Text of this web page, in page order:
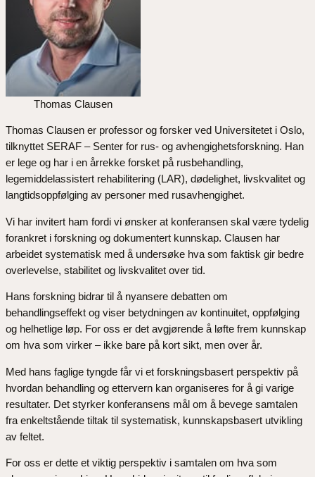
Thomas Clausen
Thomas Clausen er professor og forsker ved Universitetet i Oslo,
tilknyttet SERAF – Senter for rus- og avhengighetsforskning. Han
er lege og har i en årrekke forsket på rusbehandling,
legemiddelassistert rehabilitering (LAR), dødelighet, livskvalitet og
langtidsoppfølging av personer med rusavhengighet.
Vi har invitert ham fordi vi ønsker at konferansen skal være tydelig
forankret i forskning og dokumentert kunnskap. Clausen har
arbeidet systematisk med å undersøke hva som faktisk gir bedre
overlevelse, stabilitet og livskvalitet over tid.
Hans forskning bidrar til å nyansere debatten om
behandlingseffekt og viser betydningen av kontinuitet, oppfølging
og helhetlige løp. For oss er det avgjørende å løfte frem kunnskap
om hva som virker – ikke bare på kort sikt, men over år.
Med hans faglige tyngde får vi et forskningsbasert perspektiv på
hvordan behandling og ettervern kan organiseres for å gi varige
resultater. Det styrker konferansens mål om å bevege samtalen
fra enkeltstående tiltak til systematisk, kunnskapsbasert utvikling
av feltet.
For oss er dette et viktig perspektiv i samtalen om hva som